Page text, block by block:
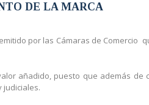
DE LA MARCA
por las Cámaras de Comercio
añadido, puesto que además
judiciales.